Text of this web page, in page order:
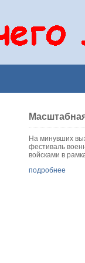
На минувших
фестиваль
войсками в
подробнее